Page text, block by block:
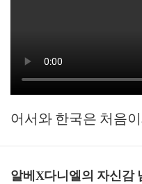
어서와 한국은 처음이
알베X다니엘의 자신감